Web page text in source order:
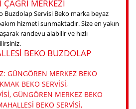
ÇAĞRI MERKEZI
Buzdolap Servisi Beko marka beyaz
hizmeti sunmaktadır. Size en yakın
randevu alabilir ve hızlı
BEKO BUZDOLAP
GÜNGÖREN MERKEZ BEKO
BEKO SERVISI,
GÜNGÖREN MERKEZ BEKO
BEKO SERVISI,